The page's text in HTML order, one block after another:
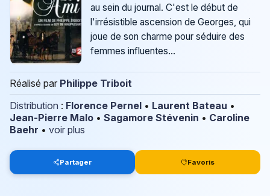
au sein du journal. C'est le début de
l'irrésistible ascension de Georges, qui
joue de son charme pour séduire des
femmes influentes...
Réalisé par Philippe Triboit
Distribution : Florence Pernel • Laurent Bateau •
Jean-Pierre Malo • Sagamore Stévenin • Caroline
Baehr • voir plus
Partager Favoris